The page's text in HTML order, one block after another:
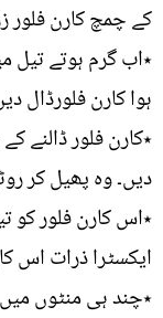
کے چمچ کارن فلور
٭اب گرم ہوتے تیل
ہوا کارن فلورڈال
٭کارن فلور ڈالنے
دیں۔ وہ پھیل کر
٭اس کارن فلور کو
ایکسٹرا ذرات اس
٭چند ہی منٹوں